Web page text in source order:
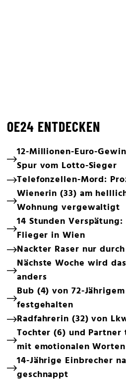
OE24 ENTDECKEN
12-Millionen-Euro-
Spur vom Lotto-Sieger
Telefonzellen-Mord:
Wienerin (33) am
Wohnung vergewaltigt
14 Stunden Verspätung:
Flieger in Wien
Nackter Raser nur
Nächste Woche wird
anders
Bub (4) von 72-
festgehalten
Radfahrerin (32) von
Tochter (6) und
mit emotionalen
14-Jährige Einbrecher
geschnappt